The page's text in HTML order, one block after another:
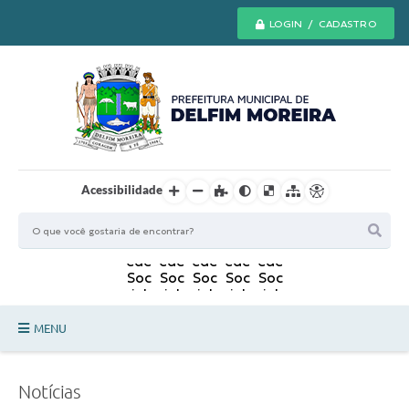
LOGIN / CADASTRO
Acessibilidade
MENU
Notícias